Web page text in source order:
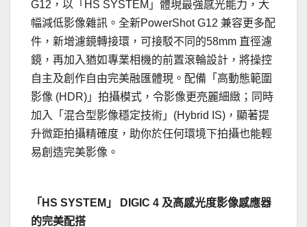
G12，以「HS SYSTEM」體現最強感光能力，大
幅減低影像雜訊。全新PowerShot G12 兼容更多配
件，新增濾鏡轉接環，可接駁不同的58mm 直徑濾
鏡，再加入猶如專業相機的前置滾輪設計，將操控
自主及創作自由完美融匯體現。配備「高動態範圍
影像 (HDR)」拍攝模式，令影像更亮麗細緻；同時
加入「混合型影像穩定技術」(Hybrid IS)，顯著提
升微距拍攝精確度，助你於任何環境下拍攝也能輕
易創造完美影像。
「HS SYSTEM」 DIGIC 4 及高感光度影像感應器
的完美配搭